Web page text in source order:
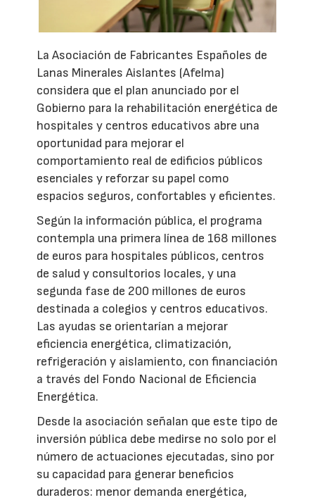
La Asociación de Fabricantes Españoles de
Lanas Minerales Aislantes (Afelma)
considera que el plan anunciado por el
Gobierno para la rehabilitación energética de
hospitales y centros educativos abre una
oportunidad para mejorar el
comportamiento real de edificios públicos
esenciales y reforzar su papel como
espacios seguros, confortables y eficientes.
Según la información pública, el programa
contempla una primera línea de 168 millones
de euros para hospitales públicos, centros
de salud y consultorios locales, y una
segunda fase de 200 millones de euros
destinada a colegios y centros educativos.
Las ayudas se orientarían a mejorar
eficiencia energética, climatización,
refrigeración y aislamiento, con financiación
a través del Fondo Nacional de Eficiencia
Energética.
Desde la asociación señalan que este tipo de
inversión pública debe medirse no solo por el
número de actuaciones ejecutadas, sino por
su capacidad para generar beneficios
duraderos: menor demanda energética,